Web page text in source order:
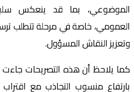
الموضوعي، بما قد ينعكس
العمومي، خاصة في مرحلة تتطلب
وتعزيز النقاش المسؤول.
كما يلاحظ أن هذه التصريحات
بارتفاع منسوب التجاذب مع اقتراب